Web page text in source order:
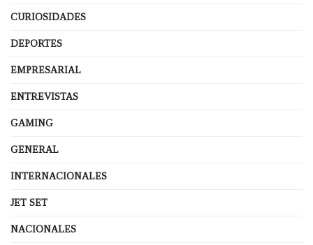
CURIOSIDADES
DEPORTES
EMPRESARIAL
ENTREVISTAS
GAMING
GENERAL
INTERNACIONALES
JET SET
NACIONALES